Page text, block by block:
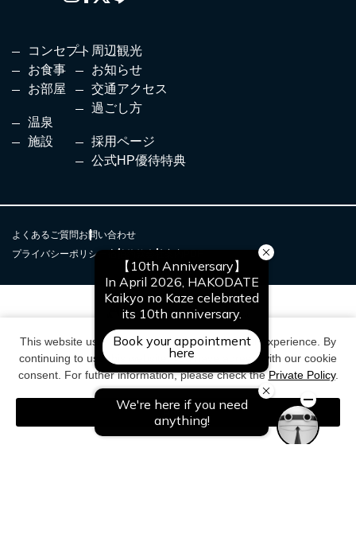
コンセプト
お食事
お部屋
温泉
施設
周辺観光
お知らせ
交通アクセス
過ごし方
採用ページ
公式HP優待特典
よくあるご質問お問い合わせ
プライバシーポリシー宿泊約款会社案内PDF
© NOGUCHI KANKO CO,Ltd.
This website uses cookies to improve your user experience. By
continuing to use this website, you have agreed with our cookie
consent. For futher information, please check thePrivate Policy.
Agree